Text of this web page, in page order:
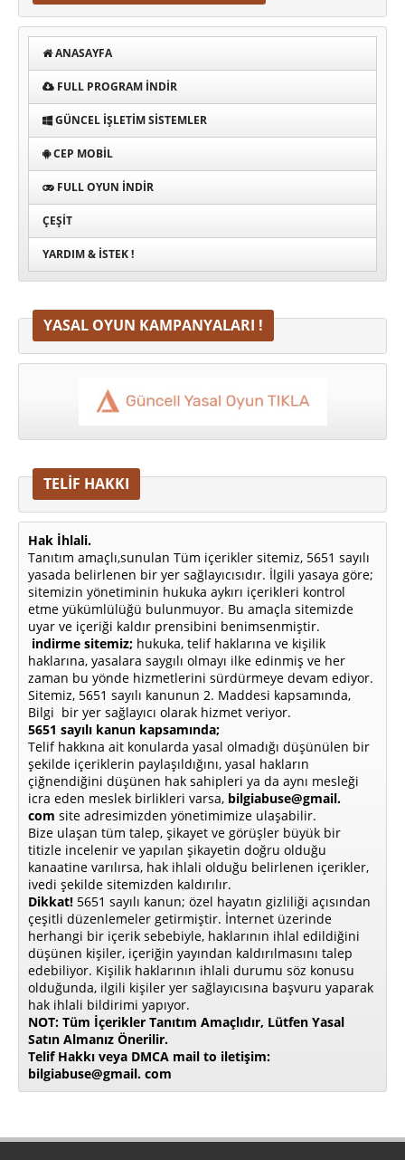
ANASAYFA
FULL PROGRAM INDIR
GÜNCEL İŞLETIM SISTEMLER
CEP MOBIL
FULL OYUN İNDIR
ÇEŞIT
YARDIM & İSTEK !
YASAL OYUN KAMPANYALARI !
TELİF HAKKI
Hak İhlali.
Tanıtım amaçlı,sunulan Tüm içerikler sitemiz, 5651 sayılı
yasada belirlenen bir yer sağlayıcısıdır. İlgili yasaya göre;
sitemizin yönetiminin hukuka aykırı içerikleri kontrol
etme yükümlülüğü bulunmuyor. Bu amaçla sitemizde
uyar ve içeriği kaldır prensibini benimsenmiştir.
indirme sitemiz; hukuka, telif haklarına ve kişilik
haklarına, yasalara saygılı olmayı ilke edinmiş ve her
zaman bu yönde hizmetlerini sürdürmeye devam ediyor.
Sitemiz, 5651 sayılı kanunun 2. Maddesi kapsamında,
Bilgi bir yer sağlayıcı olarak hizmet veriyor.
5651 sayılı kanun kapsamında;
Telif hakkına ait konularda yasal olmadığı düşünülen bir
şekilde içeriklerin paylaşıldığını, yasal hakların
çiğnendiğini düşünen hak sahipleri ya da aynı mesleği
icra eden meslek birlikleri varsa, bilgiabuse@gmail.
com site adresimizden yönetimimize ulaşabilir.
Bize ulaşan tüm talep, şikayet ve görüşler büyük bir
titizle incelenir ve yapılan şikayetin doğru olduğu
kanaatine varılırsa, hak ihlali olduğu belirlenen içerikler,
ivedi şekilde sitemizden kaldırılır.
Dikkat! 5651 sayılı kanun; özel hayatın gizliliği açısından
çeşitli düzenlemeler getirmiştir. İnternet üzerinde
herhangi bir içerik sebebiyle, haklarının ihlal edildiğini
düşünen kişiler, içeriğin yayından kaldırılmasını talep
edebiliyor. Kişilik haklarının ihlali durumu söz konusu
olduğunda, ilgili kişiler yer sağlayıcısına başvuru yaparak
hak ihlali bildirimi yapıyor.
NOT: Tüm İçerikler Tanıtım Amaçlıdır, Lütfen Yasal
Satın Almanız Önerilir.
Telif Hakkı veya DMCA mail to iletişim:
bilgiabuse@gmail. com